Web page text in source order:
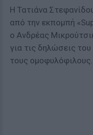
Η Τατιάνα
από την εκπομπή
ο Ανδρέας
για τις δηλώσεις
τους ομοφυλόφιλους.